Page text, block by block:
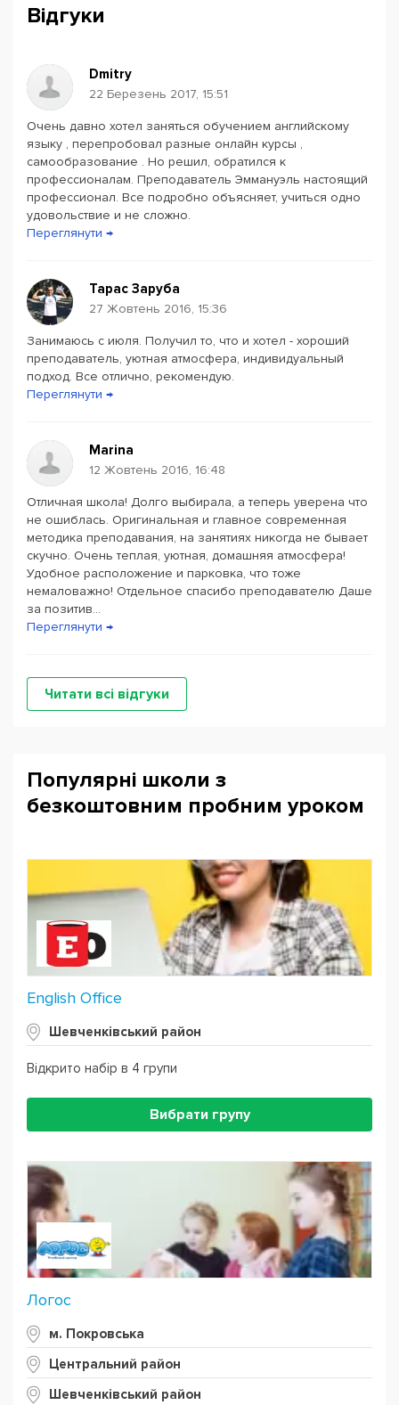
державних і приватних ВНЗ світу.
Powered byLeaflet— © Google 2026
Відгуки
Dmitry
22 Березень 2017, 15:51
Очень давно хотел заняться обучением английскому
языку , перепробовал разные онлайн курсы ,
самообразование . Но решил, обратился к
профессионалам. Преподаватель Эммануэль настоящий
профессионал. Все подробно объясняет, учиться одно
удовольствие и не сложно.
Переглянути →
Тарас Заруба
27 Жовтень 2016, 15:36
Занимаюсь с июля. Получил то, что и хотел - хороший
преподаватель, уютная атмосфера, индивидуальный
подход. Все отлично, рекомендую.
Переглянути →
Marina
12 Жовтень 2016, 16:48
Отличная школа! Долго выбирала, а теперь уверена что
не ошиблась. Оригинальная и главное современная
методика преподавания, на занятиях никогда не бывает
скучно. Очень теплая, уютная, домашняя атмосфера!
Удобное расположение и парковка, что тоже
немаловажно! Отдельное спасибо преподавателю Даше
за позитив...
Переглянути →
Читати всі відгуки
Популярні школи з
безкоштовним пробним уроком
English Office
Шевченківський район
Відкрито набір в 4 групи
Вибрати групу
Логос
м. Покровська
Центральний район
Шевченківський район